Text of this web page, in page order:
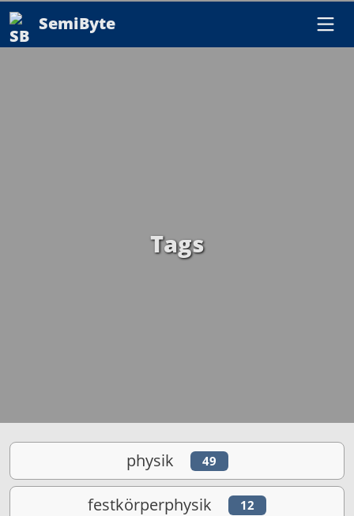
SemiByte
Tags
physik 49
festkörperphysik 12